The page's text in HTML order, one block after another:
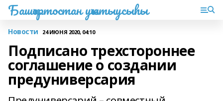
Башҡортостан уҡытыусыһы
Новости 24 ИЮНЯ 2020, 04:10
Подписано трехстороннее
соглашение о создании
предуниверсария